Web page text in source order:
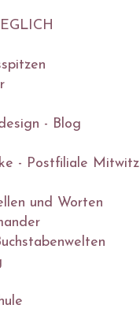
- Blog
- Postfiliale Mitwitz
und Worten